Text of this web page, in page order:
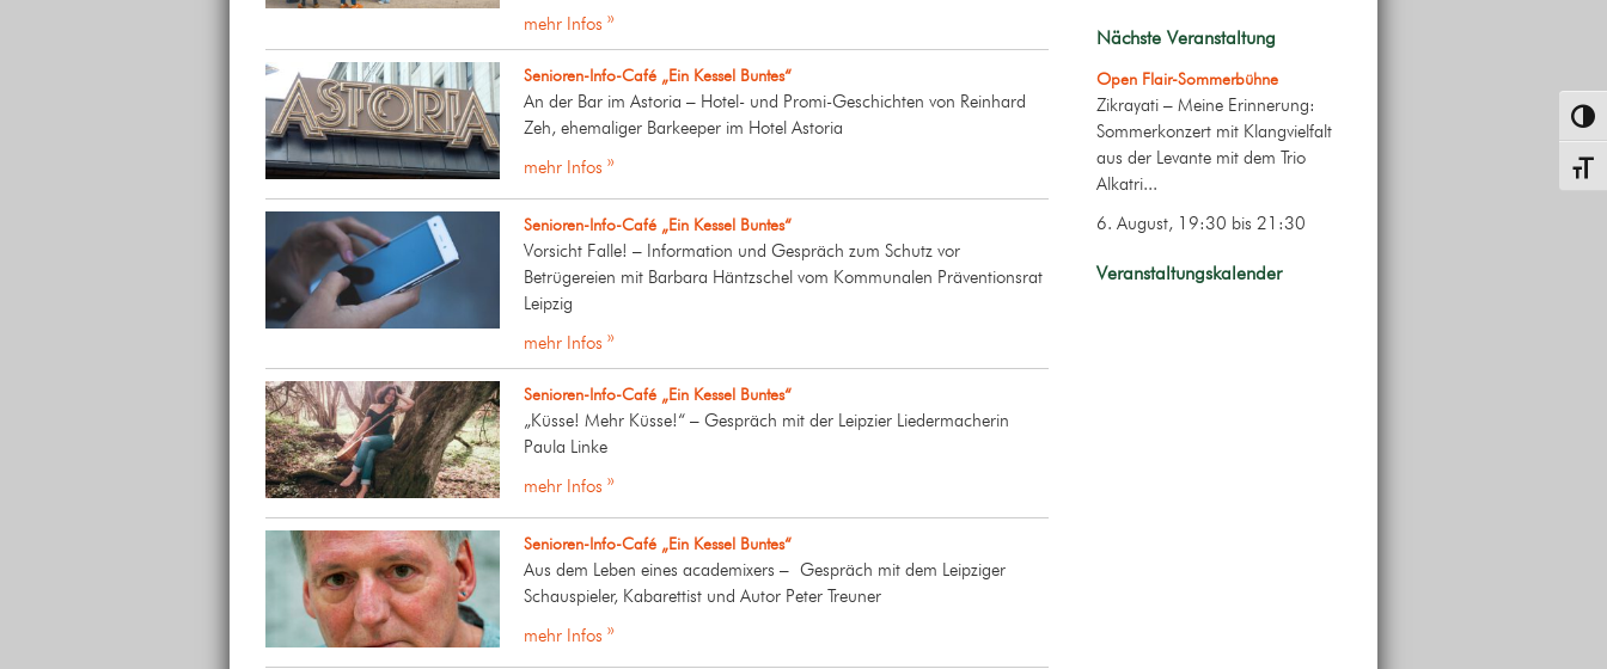
mehr Infos »
Senioren-Info-Café „Ein Kessel Buntes“
An der Bar im Astoria – Hotel- und Promi-Geschichten von Reinhard
Zeh, ehemaliger Barkeeper im Hotel Astoria
mehr Infos »
Senioren-Info-Café „Ein Kessel Buntes“
Vorsicht Falle! – Information und Gespräch zum Schutz vor
Betrügereien mit Barbara Häntzschel vom Kommunalen Präventionsrat
Leipzig
mehr Infos »
Senioren-Info-Café „Ein Kessel Buntes“
„Küsse! Mehr Küsse!“ – Gespräch mit der Leipzier Liedermacherin
Paula Linke
mehr Infos »
Senioren-Info-Café „Ein Kessel Buntes“
Aus dem Leben eines academixers – Gespräch mit dem Leipziger
Schauspieler, Kabarettist und Autor Peter Treuner
mehr Infos »
Nächste Veranstaltung
Open Flair-Sommerbühne
Zikrayati – Meine Erinnerung:
Sommerkonzert mit Klangvielfalt
aus der Levante mit dem Trio
Alkatri...
6. August, 19:30 bis 21:30
Veranstaltungskalender